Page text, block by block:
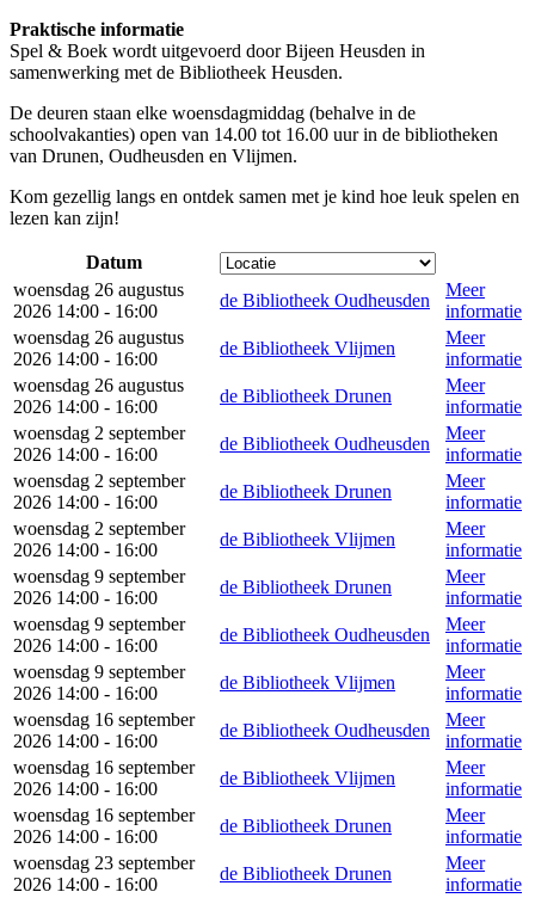
Praktische informatie
Spel & Boek wordt uitgevoerd door Bijeen Heusden in
samenwerking met de Bibliotheek Heusden.
De deuren staan elke woensdagmiddag (behalve in de
schoolvakanties) open van 14.00 tot 16.00 uur in de bibliotheken
van Drunen, Oudheusden en Vlijmen.
Kom gezellig langs en ontdek samen met je kind hoe leuk spelen en
lezen kan zijn!
Datum
woensdag 26 augustus
2026 14:00 - 16:00
de Bibliotheek Oudheusden
Meer
informatie
woensdag 26 augustus
2026 14:00 - 16:00
de Bibliotheek Vlijmen
Meer
informatie
woensdag 26 augustus
2026 14:00 - 16:00
de Bibliotheek Drunen
Meer
informatie
woensdag 2 september
2026 14:00 - 16:00
de Bibliotheek Oudheusden
Meer
informatie
woensdag 2 september
2026 14:00 - 16:00
de Bibliotheek Drunen
Meer
informatie
woensdag 2 september
2026 14:00 - 16:00
de Bibliotheek Vlijmen
Meer
informatie
woensdag 9 september
2026 14:00 - 16:00
de Bibliotheek Drunen
Meer
informatie
woensdag 9 september
2026 14:00 - 16:00
de Bibliotheek Oudheusden
Meer
informatie
woensdag 9 september
2026 14:00 - 16:00
de Bibliotheek Vlijmen
Meer
informatie
woensdag 16 september
2026 14:00 - 16:00
de Bibliotheek Oudheusden
Meer
informatie
woensdag 16 september
2026 14:00 - 16:00
de Bibliotheek Vlijmen
Meer
informatie
woensdag 16 september
2026 14:00 - 16:00
de Bibliotheek Drunen
Meer
informatie
woensdag 23 september
2026 14:00 - 16:00
de Bibliotheek Drunen
Meer
informatie